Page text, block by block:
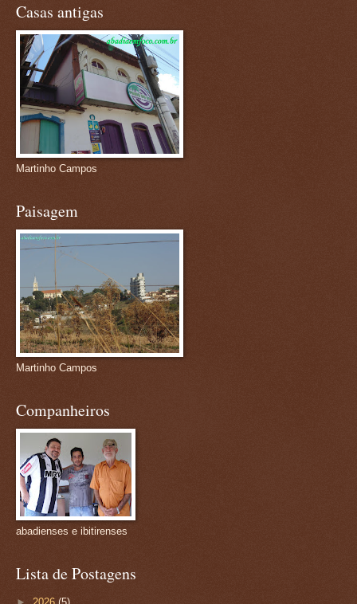
Casas antigas
Martinho Campos
Paisagem
Martinho Campos
Companheiros
abadienses e ibitirenses
Lista de Postagens
► 2026 (5)